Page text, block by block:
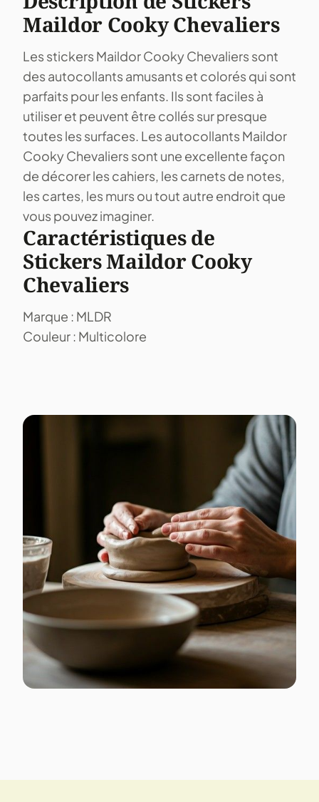
Maildor Cooky Chevaliers
Les stickers Maildor Cooky Chevaliers sont
des autocollants amusants et colorés qui sont
parfaits pour les enfants. Ils sont faciles à
utiliser et peuvent être collés sur presque
toutes les surfaces. Les autocollants Maildor
Cooky Chevaliers sont une excellente façon
de décorer les cahiers, les carnets de notes,
les cartes, les murs ou tout autre endroit que
vous pouvez imaginer.
Caractéristiques de
Stickers Maildor Cooky
Chevaliers
Marque : MLDR
Couleur : Multicolore